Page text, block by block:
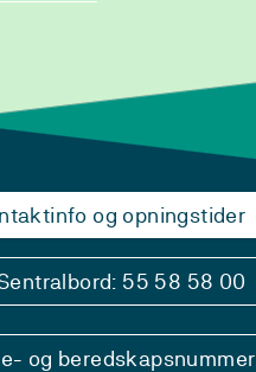
og opningstider
55 58 58 00
og beredskapsnummer